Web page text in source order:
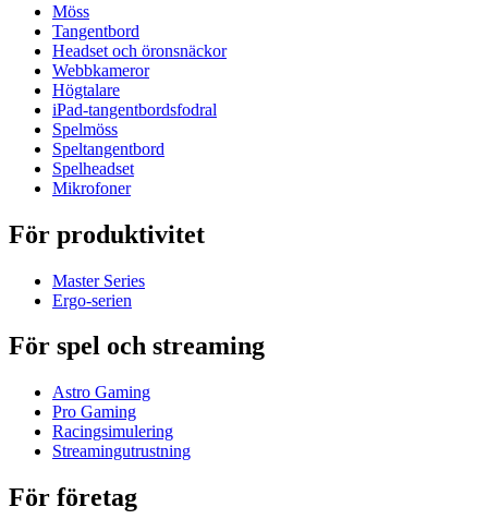
Möss
Tangentbord
Headset och öronsnäckor
Webbkameror
Högtalare
iPad-tangentbordsfodral
Spelmöss
Speltangentbord
Spelheadset
Mikrofoner
För produktivitet
Master Series
Ergo-serien
För spel och streaming
Astro Gaming
Pro Gaming
Racingsimulering
Streamingutrustning
För företag